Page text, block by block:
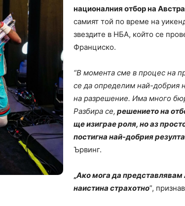
националния отбор на
самият той по време на
звездите в НБА, който се
Франциско.
“В момента сме в процес на
се да определим най-добрия
на разрешение. Има много
Разбира се, решението на
ще изиграе роля, но аз
постигна най-добрия резулта
Ървинг.
„Ако мога да представлявам
наистина страхотно”,